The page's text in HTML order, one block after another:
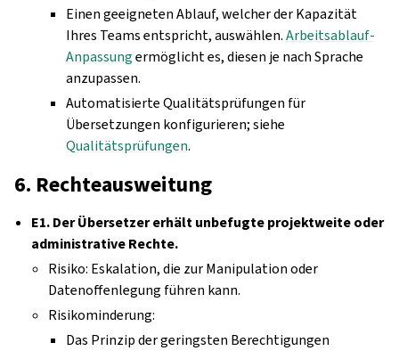
Einen geeigneten Ablauf, welcher der Kapazität
Ihres Teams entspricht, auswählen.Arbeitsablauf-
Anpassungermöglicht es, diesen je nach Sprache
anzupassen.
Automatisierte Qualitätsprüfungen für
Übersetzungen konfigurieren; siehe
Qualitätsprüfungen.
6. Rechteausweitung
E1. Der Übersetzer erhält unbefugte projektweite oder
administrative Rechte.
Risiko: Eskalation, die zur Manipulation oder
Datenoffenlegung führen kann.
Risikominderung:
Das Prinzip der geringsten Berechtigungen